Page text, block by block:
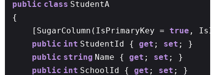
public class StudentA
{
[SugarColumn(IsPrimaryKey = true ,
public int StudentId { get ; set ; }
public string Name { get ; set ; }
public int SchoolId { get ; set ; }